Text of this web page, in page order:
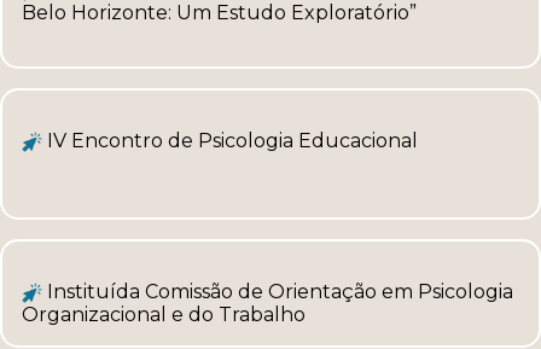
Belo Horizonte: Um Estudo Exploratório”
IV Encontro de Psicologia Educacional
Instituída Comissão de Orientação em Psicologia
Organizacional e do Trabalho